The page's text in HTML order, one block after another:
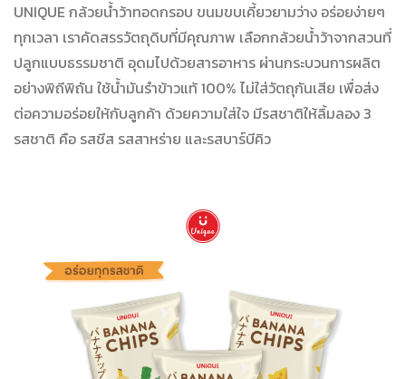
UNIQUE กล้วยน้ำว้าทอดกรอบ ขนมขบเคี้ยวยามว่าง อร่อยง่ายๆ
ทุกเวลา เราคัดสรรวัตถุดิบที่มีคุณภาพ เลือกกล้วยน้ำว้าจากสวนที่
ปลูกแบบธรรมชาติ อุดมไปด้วยสารอาหาร ผ่านกระบวนการผลิต
อย่างพิถีพิถัน ใช้น้ำมันรำข้าวแท้ 100% ไม่ใส่วัตถุกันเสีย เพื่อส่ง
ต่อความอร่อยให้กับลูกค้า ด้วยความใส่ใจ มีรสชาติให้ลิ้มลอง 3
รสชาติ คือ รสชีส รสสาหร่าย และรสบาร์บีคิว